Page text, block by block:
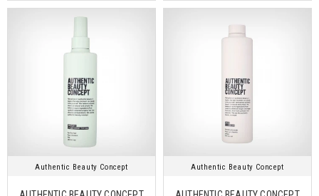
Authentic Beauty Concept Authentic Beauty Concept